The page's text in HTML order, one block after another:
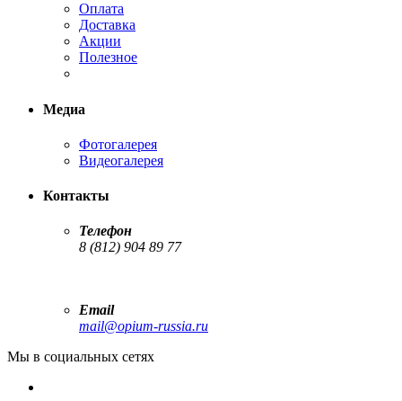
Оплата
Доставка
Акции
Полезное
Медиа
Фотогалерея
Видеогалерея
Контакты
Телефон
8 (812) 904 89 77
Email
mail@opium-russia.ru
Мы в социальных сетях